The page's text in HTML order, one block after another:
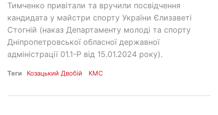
Тимченко привітали та вручили посвідчення
кандидата у майстри спорту України Єлизаветі
Стогній (наказ Департаменту молоді та спорту
Дніпропетровської обласної державної
адміністрації 01.1-Р від 15.01.2024 року).
Теги Козацький Двобій КМС